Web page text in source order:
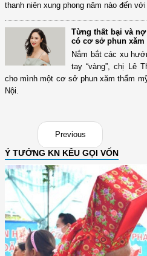
thanh niên xung phong năm nào đến
Từng thất bại và
có cơ sở phun xăm
Nắm bắt các xu
tay “vàng”, chị Lê
cho mình một cơ sở phun xăm thẩm
Nội.
Previous
Ý TƯỞNG KN KÊU GỌI VỐN